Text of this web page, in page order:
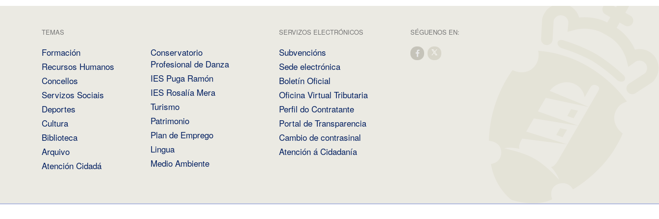
TEMAS
Formación
Recursos Humanos
Concellos
Servizos Sociais
Deportes
Cultura
Biblioteca
Arquivo
Atención Cidadá
Conservatorio
Profesional de Danza
IES Puga Ramón
IES Rosalía Mera
Turismo
Patrimonio
Plan de Emprego
Lingua
Medio Ambiente
SERVIZOS ELECTRÓNICOS
Subvencións
Sede electrónica
Boletín Oficial
Oficina Virtual Tributaria
Perfil do Contratante
Portal de Transparencia
Cambio de contrasinal
Atención á Cidadanía
SÉGUENOS EN: